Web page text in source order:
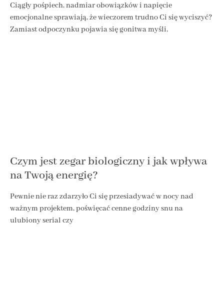
Ciągły pośpiech, nadmiar obowiązków i napięcie
emocjonalne sprawiają, że wieczorem trudno Ci się wyciszyć?
Zamiast odpoczynku pojawia się gonitwa myśli,
Czym jest zegar biologiczny i jak wpływa
na Twoją energię?
Pewnie nie raz zdarzyło Ci się przesiadywać w nocy nad
ważnym projektem, poświęcać cenne godziny snu na
ulubiony serial czy